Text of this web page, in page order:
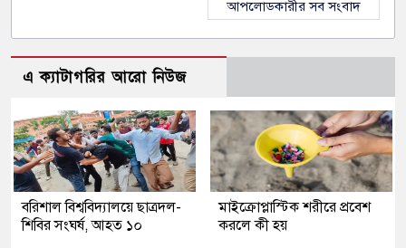
আপলোডকারীর সব সংবাদ
এ ক্যাটাগরির আরো নিউজ
বরিশাল বিশ্ববিদ্যালয়ে ছাত্রদল-
শিবির সংঘর্ষ, আহত ১০
মাইক্রোপ্লাস্টিক শরীরে প্রবেশ
করলে কী হয়